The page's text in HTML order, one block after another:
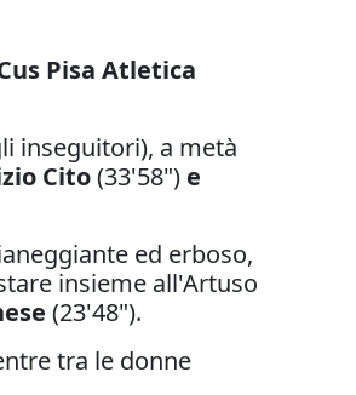
Pisa Atletica
inseguitori), a metà
Cito(33'58") e
ed erboso,
insieme all'Artuso
(23'48").
tra le donne